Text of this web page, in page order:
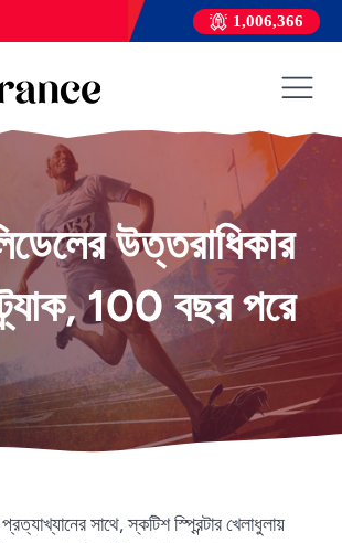
1,006,366
উত্তরাধিকার
100 বছর পরে
সাথে, স্কটিশ স্প্রিন্টার খেলাধুলায়